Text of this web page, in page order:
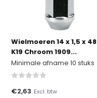
Wielmoeren 14 x 1,5 x 48
K19 Chroom 1909...
Minimale afname 10 stuks
€2,63 Excl. btw